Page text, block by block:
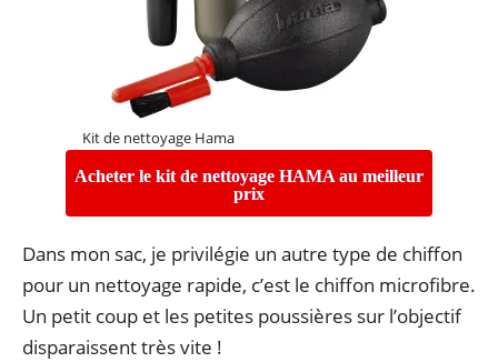
Kit de nettoyage Hama
Acheter le kit de nettoyage HAMA au meilleur
prix
Dans mon sac, je privilégie un autre type de chiffon
pour un nettoyage rapide, c’est le chiffon microfibre.
Un petit coup et les petites poussières sur l’objectif
disparaissent très vite !